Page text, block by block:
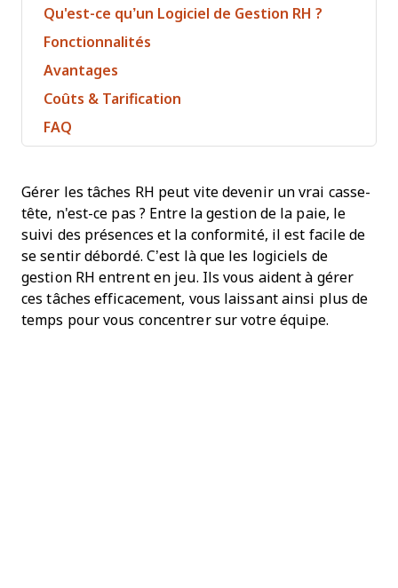
Qu'est-ce qu’un Logiciel de Gestion RH ?
Fonctionnalités
Avantages
Coûts & Tarification
FAQ
Gérer les tâches RH peut vite devenir un vrai casse-
tête, n'est-ce pas ? Entre la gestion de la paie, le
suivi des présences et la conformité, il est facile de
se sentir débordé. C’est là que les logiciels de
gestion RH entrent en jeu. Ils vous aident à gérer
ces tâches efficacement, vous laissant ainsi plus de
temps pour vous concentrer sur votre équipe.